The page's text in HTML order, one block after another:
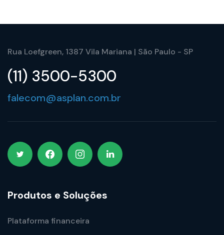
Rua Loefgreen, 1387 Vila Mariana | São Paulo - SP
(11) 3500-5300
falecom@asplan.com.br
Produtos e Soluções
Plataforma financeira